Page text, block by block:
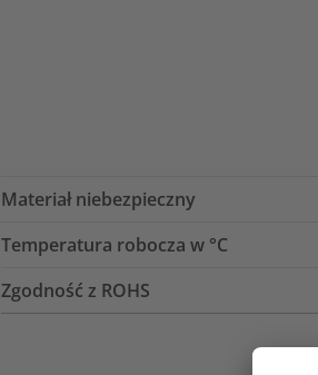
Materiał niebezpieczny
Temperatura robocza w °C
Zgodność z ROHS